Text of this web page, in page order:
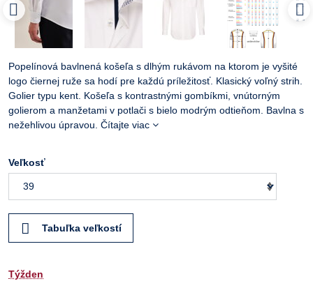
Popelínová bavlnená košeľa s dlhým rukávom na ktorom je vyšité
logo čiernej ruže sa hodí pre každú príležitosť. Klasický voľný strih.
Golier typu kent. Košeľa s kontrastnými gombíkmi, vnútorným
golierom a manžetami v potlači s bielo modrým odtieňom. Bavlna s
nežehlivou úpravou. Čítajte viac
Veľkosť
Tabuľka veľkostí
Týžden